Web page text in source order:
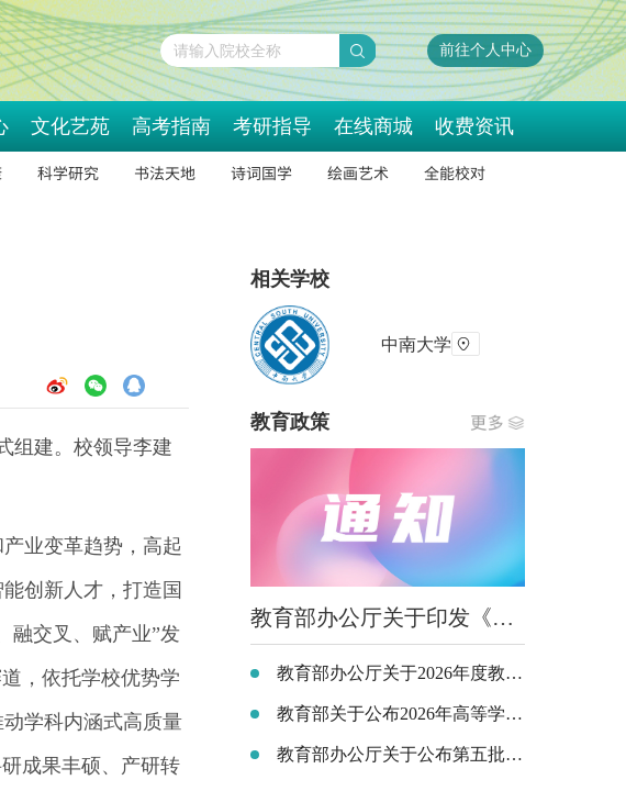
请输入院校全称 前往个人中心
文化艺苑 高考指南 考研指导 在线商城 收费资讯
科学研究 书法天地 诗词国学 绘画艺术 全能校对
组建。校领导李建
业变革趋势，高起
创新人才，打造国
融交叉、赋产业”发
，依托学校优势学
学科内涵式高质量
成果丰硕、产研转
相关学校
中南大学
教育政策
教育部办公厅关于印发《义务教育阶段科学教育“做中学”领航行动指南》的通知
教育部办公厅关于2026年度教育部大中小学课程教材研究项目立项的通知
教育部关于公布2026年高等学历继续教育拟招生专业备案结果和校外教学点设置备案结果的通知
教育部办公厅关于公布第五批全国党建工作示范高校、标杆院系、样板支部培育创建单位名单的通知